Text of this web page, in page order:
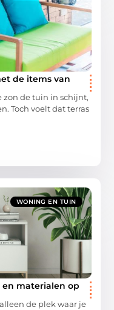
de items van
zon de tuin in schijnt,
Toch voelt dat terras
WONING EN TUIN
materialen op
de plek waar je